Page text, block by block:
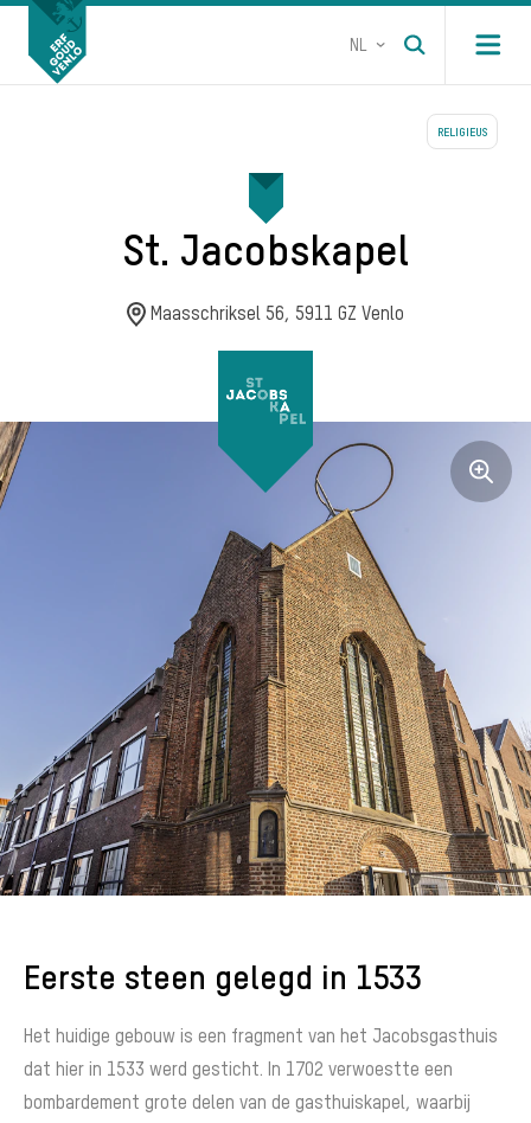
NL
Open
RELIGIEUS
St. Jacobskapel
Maasschriksel 56, 5911 GZ Venlo
Eerste steen gelegd in 1533
Het huidige gebouw is een fragment van het Jacobsgasthuis
dat hier in 1533 werd gesticht. In 1702 verwoestte een
bombardement grote delen van de gasthuiskapel, waarbij